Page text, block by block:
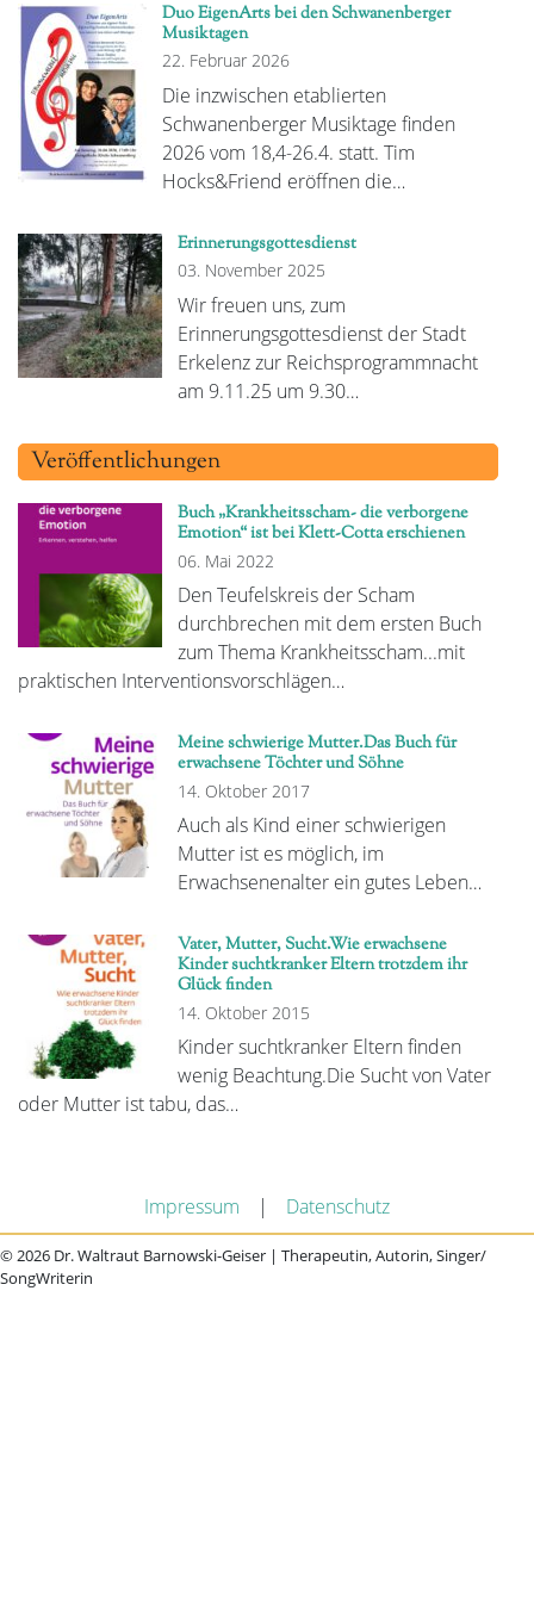
Duo EigenArts bei den Schwanenberger
Musiktagen
22. Februar 2026
Die inzwischen etablierten
Schwanenberger Musiktage finden
2026 vom 18,4-26.4. statt. Tim
Hocks&Friend eröffnen die…
Erinnerungsgottesdienst
03. November 2025
Wir freuen uns, zum
Erinnerungsgottesdienst der Stadt
Erkelenz zur Reichsprogrammnacht
am 9.11.25 um 9.30…
Veröffentlichungen
Buch „Krankheitsscham- die verborgene
Emotion“ ist bei Klett-Cotta erschienen
06. Mai 2022
Den Teufelskreis der Scham
durchbrechen mit dem ersten Buch
zum Thema Krankheitsscham...mit
praktischen Interventionsvorschlägen…
Meine schwierige Mutter.Das Buch für
erwachsene Töchter und Söhne
14. Oktober 2017
Auch als Kind einer schwierigen
Mutter ist es möglich, im
Erwachsenenalter ein gutes Leben…
Vater, Mutter, Sucht.Wie erwachsene
Kinder suchtkranker Eltern trotzdem ihr
Glück finden
14. Oktober 2015
Kinder suchtkranker Eltern finden
wenig Beachtung.Die Sucht von Vater
oder Mutter ist tabu, das…
Impressum | Datenschutz
© 2026 Dr. Waltraut Barnowski-Geiser | Therapeutin, Autorin, Singer/
SongWriterin